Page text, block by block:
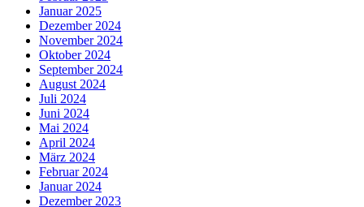
Januar 2025
Dezember 2024
November 2024
Oktober 2024
September 2024
August 2024
Juli 2024
Juni 2024
Mai 2024
April 2024
März 2024
Februar 2024
Januar 2024
Dezember 2023